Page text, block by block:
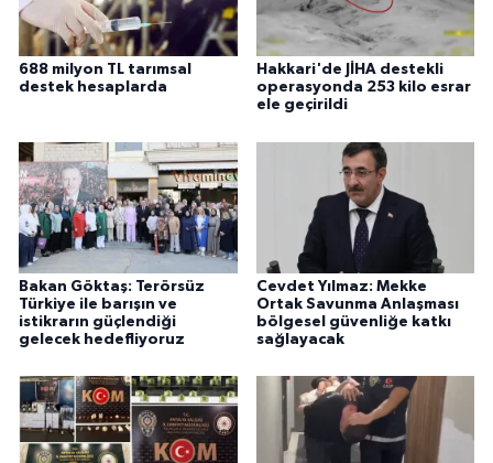
688 milyon TL tarımsal
destek hesaplarda
Hakkari'de JİHA destekli
operasyonda 253 kilo esrar
ele geçirildi
Bakan Göktaş: Terörsüz
Türkiye ile barışın ve
istikrarın güçlendiği
gelecek hedefliyoruz
Cevdet Yılmaz: Mekke
Ortak Savunma Anlaşması
bölgesel güvenliğe katkı
sağlayacak